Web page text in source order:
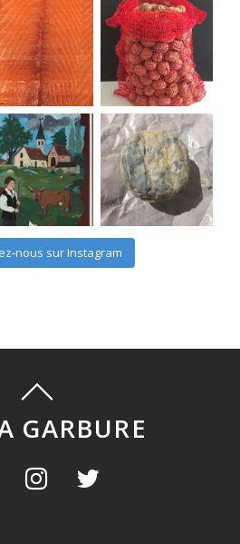
nous sur Instagram
GARBURE